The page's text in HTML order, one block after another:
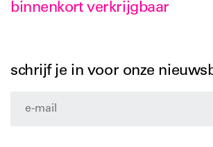
binnenkort verkrijgbaar
schrijf je in voor onze